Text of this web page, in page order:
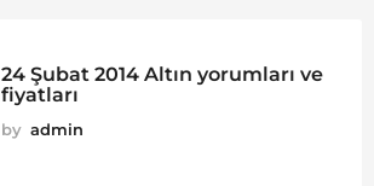
24 Şubat 2014 Altın yorumları ve
fiyatları
by admin